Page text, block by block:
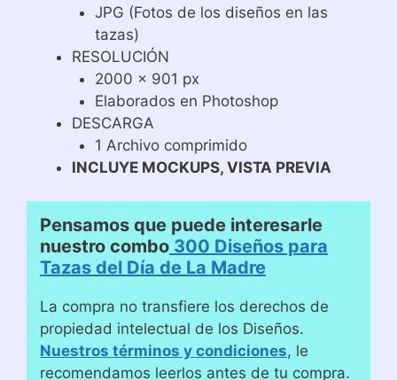
JPG (Fotos de los diseños en las
tazas)
RESOLUCIÓN
2000 x 901 px
Elaborados en Photoshop
DESCARGA
1 Archivo comprimido
INCLUYE MOCKUPS, VISTA PREVIA
Pensamos que puede interesarle
nuestro combo 300 Diseños para
Tazas del Día de La Madre
La compra no transfiere los derechos de
propiedad intelectual de los Diseños.
Nuestros términos y condiciones, le
recomendamos leerlos antes de tu compra.